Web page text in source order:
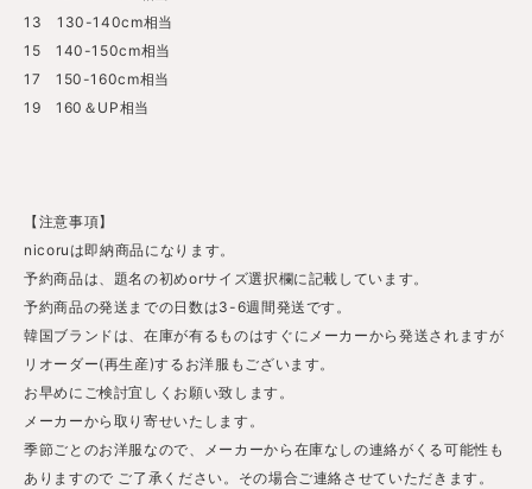
13 130-140cm相当
15 140-150cm相当
17 150-160cm相当
19 160＆UP相当
【注意事項】
nicoruは即納商品になります。
予約商品は、題名の初めorサイズ選択欄に記載しています。
予約商品の発送までの日数は3-6週間発送です。
韓国ブランドは、在庫が有るものはすぐにメーカーから発送されますが
リオーダー(再生産)するお洋服もございます。
お早めにご検討宜しくお願い致します。
メーカーから取り寄せいたします。
季節ごとのお洋服なので、メーカーから在庫なしの連絡がくる可能性も
ありますので ご了承ください。その場合ご連絡させていただきます。